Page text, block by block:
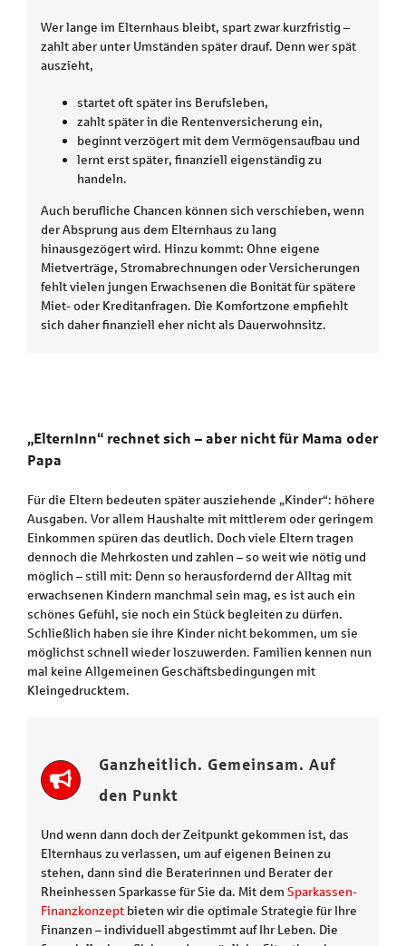
Wer lange im Elternhaus bleibt, spart zwar kurzfristig –
zahlt aber unter Umständen später drauf. Denn wer spät
auszieht,
startet oft später ins Berufsleben,
zahlt später in die Rentenversicherung ein,
beginnt verzögert mit dem Vermögensaufbau und
lernt erst später, finanziell eigenständig zu
handeln.
Auch berufliche Chancen können sich verschieben, wenn
der Absprung aus dem Elternhaus zu lang
hinausgezögert wird. Hinzu kommt: Ohne eigene
Mietverträge, Stromabrechnungen oder Versicherungen
fehlt vielen jungen Erwachsenen die Bonität für spätere
Miet- oder Kreditanfragen. Die Komfortzone empfiehlt
sich daher finanziell eher nicht als Dauerwohnsitz.
„ElternInn“ rechnet sich – aber nicht für Mama oder
Papa
Für die Eltern bedeuten später ausziehende „Kinder“: höhere
Ausgaben. Vor allem Haushalte mit mittlerem oder geringem
Einkommen spüren das deutlich. Doch viele Eltern tragen
dennoch die Mehrkosten und zahlen – so weit wie nötig und
möglich – still mit: Denn so herausfordernd der Alltag mit
erwachsenen Kindern manchmal sein mag, es ist auch ein
schönes Gefühl, sie noch ein Stück begleiten zu dürfen.
Schließlich haben sie ihre Kinder nicht bekommen, um sie
möglichst schnell wieder loszuwerden. Familien kennen nun
mal keine Allgemeinen Geschäftsbedingungen mit
Kleingedrucktem.
Ganzheitlich. Gemeinsam. Auf
den Punkt
Und wenn dann doch der Zeitpunkt gekommen ist, das
Elternhaus zu verlassen, um auf eigenen Beinen zu
stehen, dann sind die Beraterinnen und Berater der
Rheinhessen Sparkasse für Sie da. Mit dem Sparkassen-
Finanzkonzeptbieten wir die optimale Strategie für Ihre
Finanzen – individuell abgestimmt auf Ihr Leben. Die